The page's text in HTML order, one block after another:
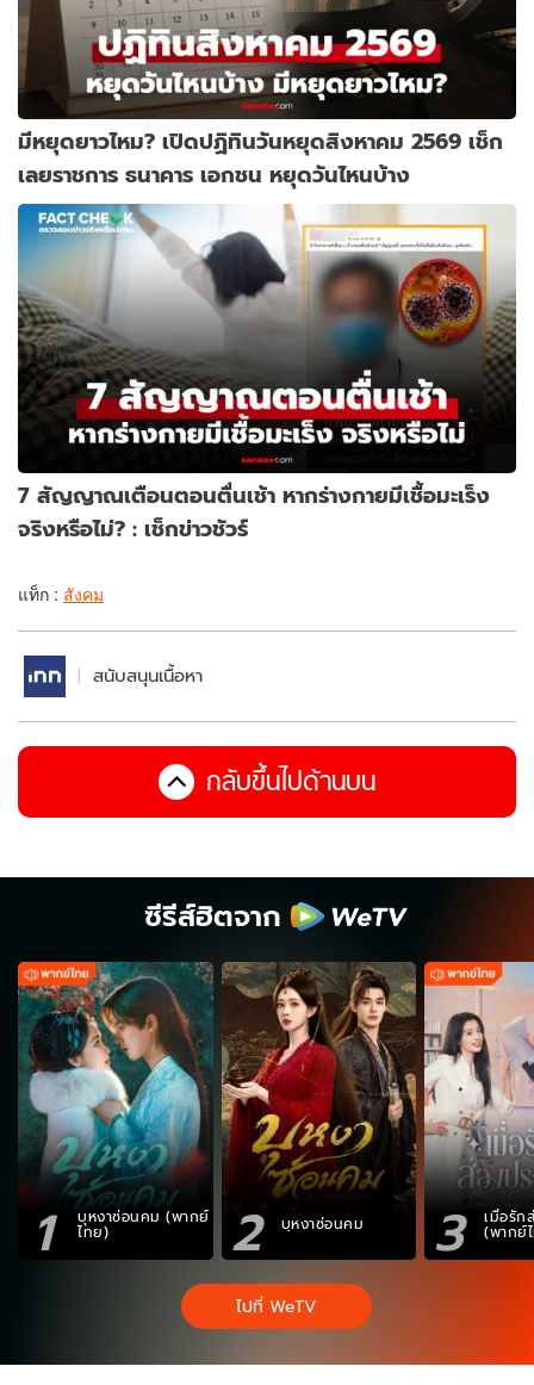
มีหยุดยาวไหม? เปิดปฏิทินวันหยุดสิงหาคม 2569 เช็ก
เลยราชการ ธนาคาร เอกชน หยุดวันไหนบ้าง
7 สัญญาณเตือนตอนตื่นเช้า หากร่างกายมีเชื้อมะเร็ง
จริงหรือไม่? : เช็กข่าวชัวร์
แท็ก : สังคม
สนับสนุนเนื้อหา
กลับขึ้นไปด้านบน
ซีรีส์ฮิตจาก
1 บุหงาซ่อนคม (พากย์
ไทย) 2 บุหงาซ่อนคม 3 เมื่อรัก
(พากย์
ไปที่ WeTV